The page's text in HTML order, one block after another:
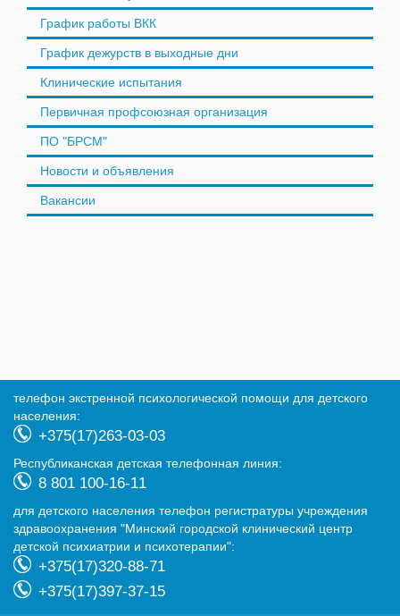
График работы ВКК
График дежурств в выходные дни
Клинические испытания
Первичная профсоюзная организация
ПО "БРСМ"
Новости и объявления
Вакансии
телефон экстренной психологической помощи для детского
населения:
+375(17)263-03-03
Республиканская детская телефонная линия:
8 801 100-16-11
для детского населения телефон регистратуры учреждения
здравоохранения "Минский городской клинический центр
детской психиатрии и психотерапии":
+375(17)320-88-71
+375(17)397-37-15